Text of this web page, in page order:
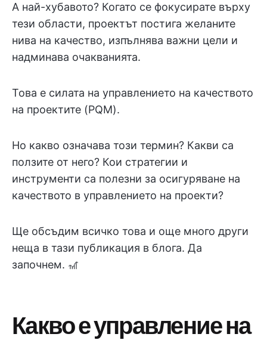
А най-хубавото? Когато се фокусирате върху
тези области, проектът постига желаните
нива на качество, изпълнява важни цели и
надминава очакванията.
Това е силата на управлението на качеството
на проектите (PQM).
Но какво означава този термин? Какви са
ползите от него? Кои стратегии и
инструменти са полезни за осигуряване на
качеството в управлението на проекти?
Ще обсъдим всичко това и още много други
неща в тази публикация в блога. Да
започнем. 🎢
Какво е управление на